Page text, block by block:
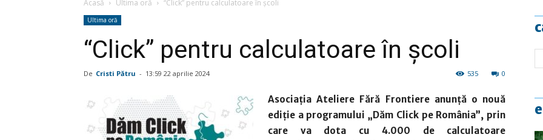
Acasă Ultima oră “Click” pentru calculatoare în şcoli
Ultima oră
“Click” pentru calculatoare în şcoli
De Cristi Pătru - 13:59 22 aprilie 2024 0
535
Asociația Ateliere Fără Frontiere anunță o nouă
ediție a programului „Dăm Click pe România”, prin
care va dota cu 4.000 de calculatoare